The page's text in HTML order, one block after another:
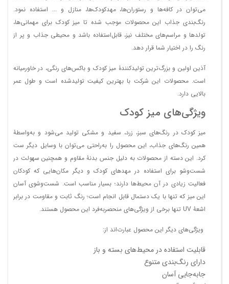
می‌توان در کافه‌ها و رستوران‌ها، مهدکودک‌ها، منازل و ... استفاده نمود.
رنگ‌بندی جذاب این محصولات موجب شده تا میز کودک برای مهمانی‌ها،
تولد‌ها و مراسم‌های مختلف نیز، قابل‌استفاده باشد و محیطی جذاب و پر از
رنگ را در اختیار شما قرار دهد.
آذین اولین و بزرگ‌ترین تولیدکنندۀ میز کودک و باکس‌های رنگی، در خاورمیانه
است. محصولات این شرکت با بهترین کیفیت تولیدشده است و طول عمر
بالایی دارد.
ویژگی‌های میز کودک
میز کودک در رنگ‌های سبز، زرد، سفید و مشکی تولید می‌شود و به‌واسطۀ
همین رنگ‌های جذاب، این محصول را به‌راحتی می‌توان با وسایل دیگر ست
کرد. این دسته از محصولات به دلیل جنس بدنۀ مقاوم و همچنین سهولت در
شست‌وشو برای استفاده در مهدهای کودک و دیگر مکان‌هایی که کودکان
فعالیت زیادی در آن محیط‌ها دارند؛ بسیار مناسب است. شست‌وشوی آسان
این میز که تنها با یک دستمال قابل انجام است؛ رنگ ثابت و مقاومت در برابر
اشعۀ UV تنها برخی از ویژگی‌های منحصربه‌فرد این محصول هستند.
ویژگی‌های دیگر این محصول عبارت‌اند از:
قابلیت استفاده در محیط‌های بسته و باز
دارای رنگ‌بندی متنوع
جابه‌جایی آسان